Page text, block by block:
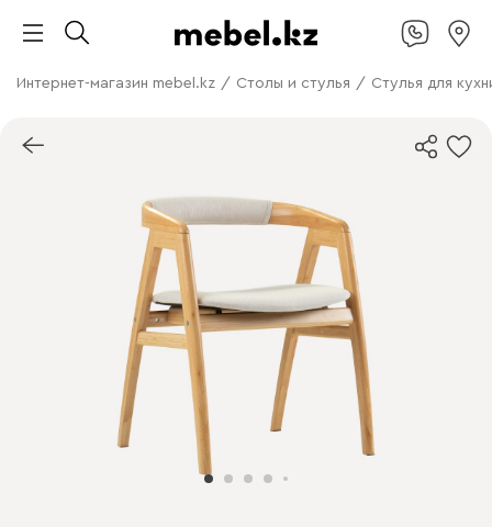
Интернет-магазин mebel.kz / Столы и стулья / Стулья для